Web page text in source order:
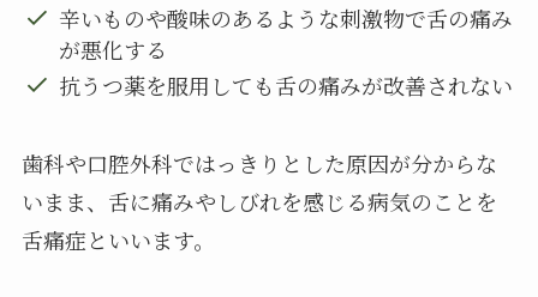
辛いものや酸味のあるような刺激物で舌の痛み
が悪化する
抗うつ薬を服用しても舌の痛みが改善されない
歯科や口腔外科ではっきりとした原因が分からな
いまま、舌に痛みやしびれを感じる病気のことを
舌痛症といいます。